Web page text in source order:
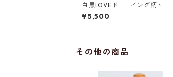
白黒LOVEドローイング柄トート
バッグ【黒】
¥5,500
その他の商品